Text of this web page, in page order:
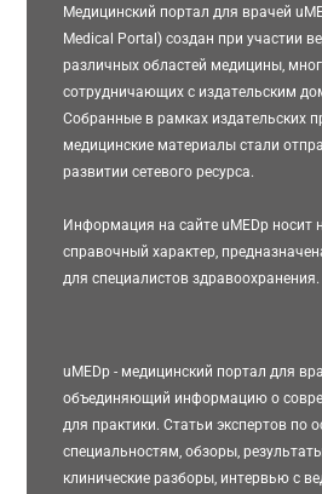
Медицинский портал для врачей
Medical Portal) создан при участии
различных областей медицины,
сотрудничающих с издательским
Собранные в рамках издательских
медицинские материалы стали
развитии сетевого ресурса.
Информация на сайте uMEDp носит
справочный характер,
для специалистов здравоохранения.
uMEDp - медицинский портал для
объединяющий информацию о
для практики. Статьи экспертов по
специальностям, обзоры,
клинические разборы, интервью с